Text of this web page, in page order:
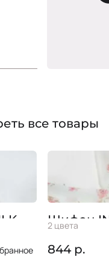
все товары
Шифон
Бутоны
2 цвета
844 р.